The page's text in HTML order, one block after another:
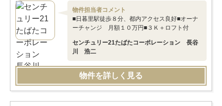
物件担当者コメント
■日暮里駅徒歩８分、都内アクセス良好■オーナ
ーチャンジ 月額１０万円■３Ｋ＋ロフト付
センチュリー21たばたコーポレーション 長谷
川 浩二
物件を詳しく見る